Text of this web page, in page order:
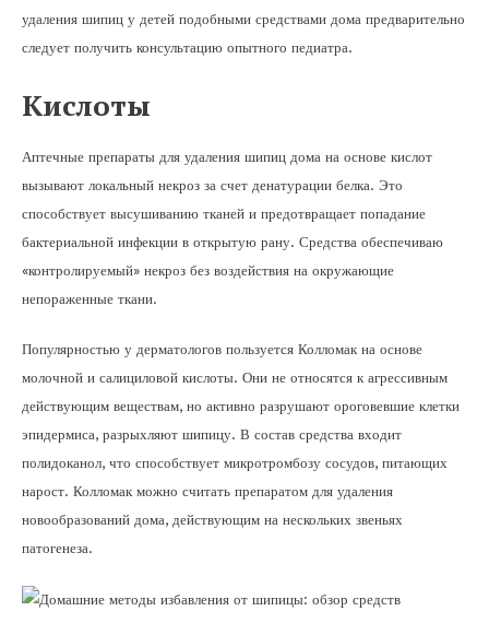
удаления шипиц у детей подобными средствами дома предварительно
следует получить консультацию опытного педиатра.
Кислоты
Аптечные препараты для удаления шипиц дома на основе кислот
вызывают локальный некроз за счет денатурации белка. Это
способствует высушиванию тканей и предотвращает попадание
бактериальной инфекции в открытую рану. Средства обеспечиваю
«контролируемый» некроз без воздействия на окружающие
непораженные ткани.
Популярностью у дерматологов пользуется Колломак на основе
молочной и салициловой кислоты. Они не относятся к агрессивным
действующим веществам, но активно разрушают ороговевшие клетки
эпидермиса, разрыхляют шипицу. В состав средства входит
полидоканол, что способствует микротромбозу сосудов, питающих
нарост. Колломак можно считать препаратом для удаления
новообразований дома, действующим на нескольких звеньях
патогенеза.